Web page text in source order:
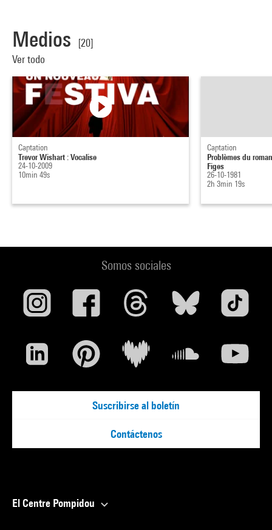
Medios
[20]
Ver todo
Captation
Trevor Wishart : Vocalise
24-10-2009
10min 49s
Captation
Problèmes du
Figes
26-10-1981
2h 3min 19s
Somos sociales
Suscribirse al boletín
Contáctenos
El Centre Pompidou